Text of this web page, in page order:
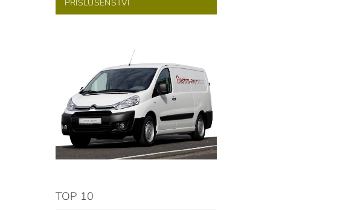
PŘÍSLUŠENSTVÍ
TOP 10